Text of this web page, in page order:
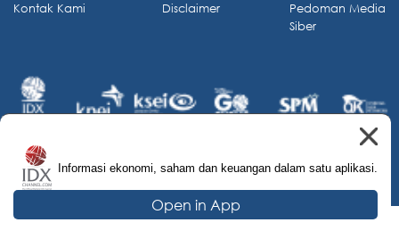
Informasi ekonomi, saham dan keuangan dalam satu aplikasi.
Open in App
Kontak Kami
Disclaimer
Pedoman Media
Siber
© 2026 IDX Channel. All Rights Reserved.